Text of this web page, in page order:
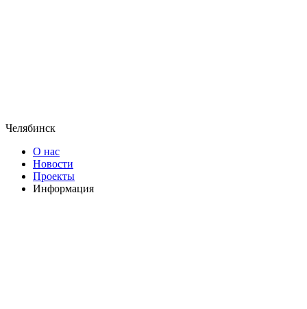
Челябинск
О нас
Новости
Проекты
Информация